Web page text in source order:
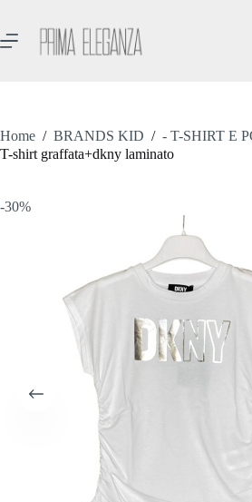
contenuto
Home / BRANDS KID / - T-SHIRT E
T-shirt graffata+dkny laminato
-30%